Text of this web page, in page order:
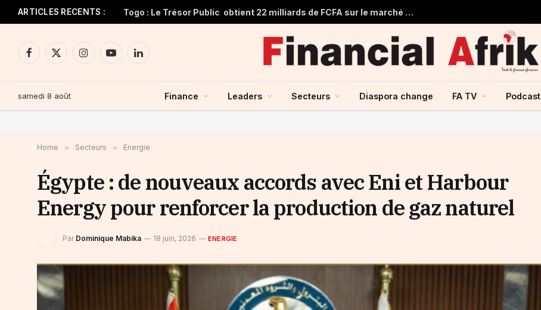
ARTICLES RECENTS : Togo : Le Trésor Public obtient 22 milliards de FCFA sur le marché financier de l’UMOA
Facebook
X
InstagramYouTubeLinkedIn
samedi 8 août Finance Leaders Secteurs Diaspora change FA TV Podcast
Home » Secteurs » Energie
Égypte : de nouveaux accords avec Eni et Harbour
Energy pour renforcer la production de gaz naturel
Par Dominique Mabika 18 juin, 2026 ENERGIE